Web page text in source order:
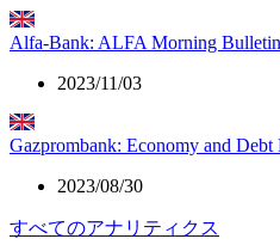
Alfa-Bank: ALFA Morning
2023/11/03
Gazprombank: Economy and
2023/08/30
すべてのアナリティクス